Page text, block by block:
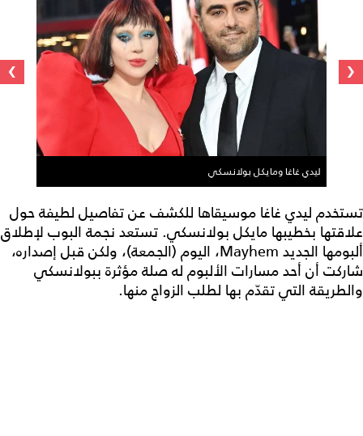
ليدي غاغا ومايكل بولانسكي
‹
›
تستخدم ليدي غاغا موسيقاها للكشف عن تفاصيل لطيفة حول
علاقتها بخطيبها مايكل بولانسكي. تستعد نجمة البوب ​​لإطلاق
ألبومها الجديد Mayhem، اليوم (الجمعة)، ولكن قبل إصداره،
شاركت أن أحد مسارات الألبوم له صلة مؤثرة ببولانسكي
والطريقة التي تقدّم بها لطلب الزواج منها.